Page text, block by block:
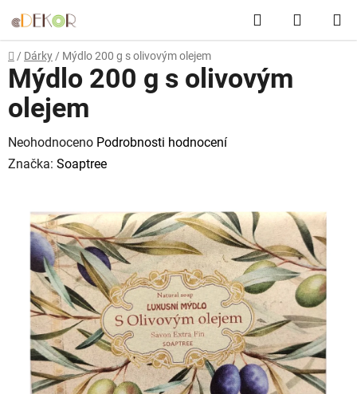
na
obsah
Hledat
KOŠÍK
Domů
/ Dárky / Mýdlo 200 g s olivovým olejem
Mýdlo 200 g s olivovým
olejem
Průměrné
hodnocení
hvězdiček.
Neohodnoceno Podrobnosti hodnocení
Značka: Soaptree